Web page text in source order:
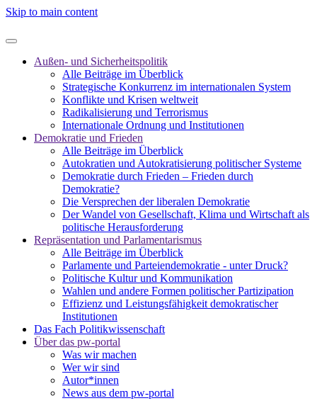
Skip to main content
Außen- und Sicherheitspolitik
Alle Beiträge im Überblick
Strategische Konkurrenz im internationalen System
Konflikte und Krisen weltweit
Radikalisierung und Terrorismus
Internationale Ordnung und Institutionen
Demokratie und Frieden
Alle Beiträge im Überblick
Autokratien und Autokratisierung politischer Systeme
Demokratie durch Frieden – Frieden durch
Demokratie?
Die Versprechen der liberalen Demokratie
Der Wandel von Gesellschaft, Klima und Wirtschaft als
politische Herausforderung
Repräsentation und Parlamentarismus
Alle Beiträge im Überblick
Parlamente und Parteiendemokratie - unter Druck?
Politische Kultur und Kommunikation
Wahlen und andere Formen politischer Partizipation
Effizienz und Leistungsfähigkeit demokratischer
Institutionen
Das Fach Politikwissenschaft
Über das pw-portal
Was wir machen
Wer wir sind
Autor*innen
News aus dem pw-portal